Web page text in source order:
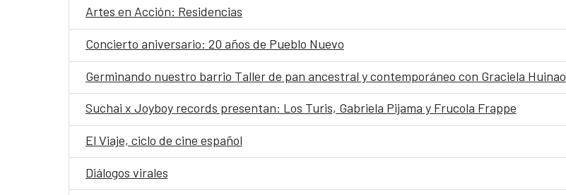
Artes en Acción: Residencias
Concierto aniversario: 20 años de Pueblo Nuevo
Germinando nuestro barrio Taller de pan ancestral y contemporáneo con Graciela Huinao
Suchai x Joyboy records presentan: Los Turis, Gabriela Pijama y Frucola Frappe
El Viaje, ciclo de cine español
Diálogos virales